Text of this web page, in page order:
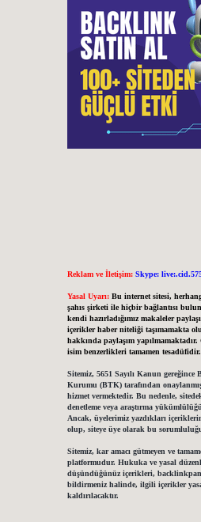
Reklam ve İletişim: Skype:
Yasal Uyarı: Bu internet sitesi,
şahıs şirketi ile hiçbir bağlantısı
kendi hazırladığımız makaleler
içerikler haber niteliği taşımamakta
hakkında paylaşım
isim benzerlikleri tamamen tesadüfidir.
Sitemiz, 5651 Sayılı Kanun
Kurumu (BTK) tarafından
hizmet vermektedir. Bu nedenle,
denetleme veya araştırma
Ancak, üyelerimiz yazdıkları
olup, siteye üye olarak bu
Sitemiz, kar amacı gütmeyen ve
platformudur. Hukuka ve yasal
düşündüğünüz içerikleri,
bildirmeniz halinde, ilgili içerikler
kaldırılacaktır.